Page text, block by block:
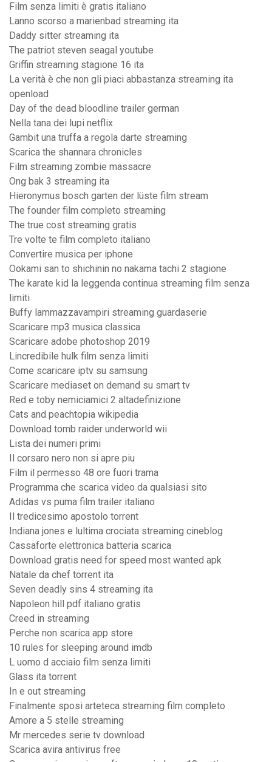
Film senza limiti è gratis italiano
Lanno scorso a marienbad streaming ita
Daddy sitter streaming ita
The patriot steven seagal youtube
Griffin streaming stagione 16 ita
La verità è che non gli piaci abbastanza streaming ita
openload
Day of the dead bloodline trailer german
Nella tana dei lupi netflix
Gambit una truffa a regola darte streaming
Scarica the shannara chronicles
Film streaming zombie massacre
Ong bak 3 streaming ita
Hieronymus bosch garten der lüste film stream
The founder film completo streaming
The true cost streaming gratis
Tre volte te film completo italiano
Convertire musica per iphone
Ookami san to shichinin no nakama tachi 2 stagione
The karate kid la leggenda continua streaming film senza
limiti
Buffy lammazzavampiri streaming guardaserie
Scaricare mp3 musica classica
Scaricare adobe photoshop 2019
Lincredibile hulk film senza limiti
Come scaricare iptv su samsung
Scaricare mediaset on demand su smart tv
Red e toby nemiciamici 2 altadefinizione
Cats and peachtopia wikipedia
Download tomb raider underworld wii
Lista dei numeri primi
Il corsaro nero non si apre piu
Film il permesso 48 ore fuori trama
Programma che scarica video da qualsiasi sito
Adidas vs puma film trailer italiano
Il tredicesimo apostolo torrent
Indiana jones e lultima crociata streaming cineblog
Cassaforte elettronica batteria scarica
Download gratis need for speed most wanted apk
Natale da chef torrent ita
Seven deadly sins 4 streaming ita
Napoleon hill pdf italiano gratis
Creed in streaming
Perche non scarica app store
10 rules for sleeping around imdb
L uomo d acciaio film senza limiti
Glass ita torrent
In e out streaming
Finalmente sposi arteteca streaming film completo
Amore a 5 stelle streaming
Mr mercedes serie tv download
Scarica avira antivirus free